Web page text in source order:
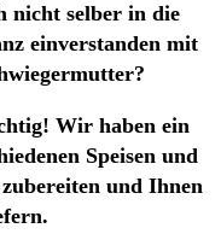
nicht selber in die
einverstanden mit
Wir haben ein
Speisen und
und Ihnen